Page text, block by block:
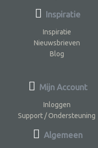
Inspiratie
Inspiratie
Nieuwsbrieven
Blog
Mijn Account
Inloggen
Support / Ondersteuning
Algemeen